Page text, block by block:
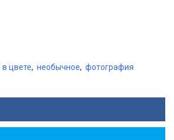
цвете, необычное, фотография